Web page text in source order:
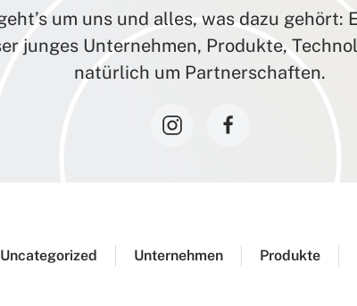
um uns und alles, was dazu gehört:
junges Unternehmen, Produkte,
natürlich um Partnerschaften.
Uncategorized Unternehmen Produkte